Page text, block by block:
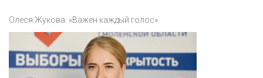
Олеся Жукова: «Важен каждый голос»